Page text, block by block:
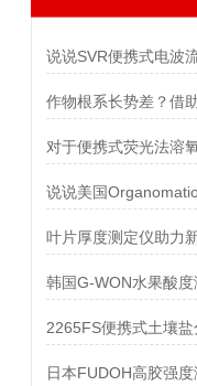
韩国G-WON水果酸
2265FS便携式土壤
日本FUDOH高胶强